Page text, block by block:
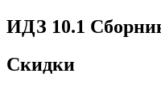
ИДЗ 10.1
Скидки